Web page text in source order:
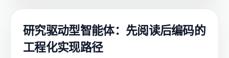
研究驱动型智能体：先阅读后编码的
工程化实现路径